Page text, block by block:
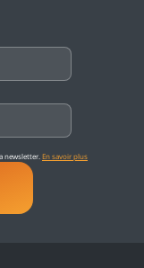
newsletter. En savoir plus